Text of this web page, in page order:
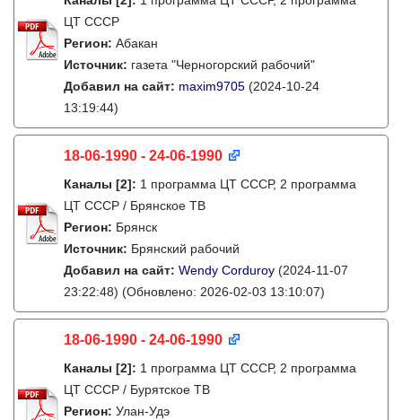
ЦТ СССР
Регион: Абакан
Источник: газета "Черногорский рабочий"
Добавил на сайт: maxim9705 (2024-10-24
13:19:44)
18-06-1990 - 24-06-1990
Каналы [2]: 1 программа ЦТ СССР, 2 программа
ЦТ СССР / Брянское ТВ
Регион: Брянск
Источник: Брянский рабочий
Добавил на сайт: Wendy Corduroy (2024-11-07
23:22:48) (Обновлено: 2026-02-03 13:10:07)
18-06-1990 - 24-06-1990
Каналы [2]: 1 программа ЦТ СССР, 2 программа
ЦТ СССР / Бурятское ТВ
Регион: Улан-Удэ